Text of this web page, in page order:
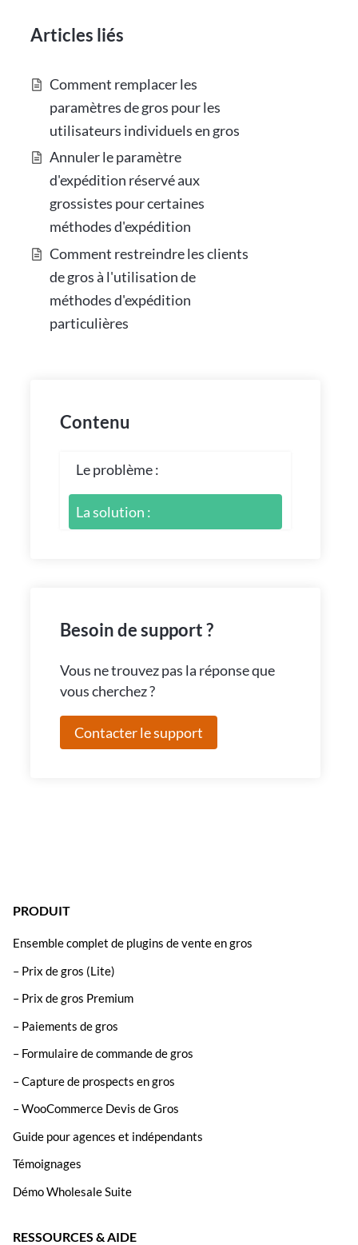
Articles liés
Comment remplacer les
paramètres de gros pour les
utilisateurs individuels en gros
Annuler le paramètre
d'expédition réservé aux
grossistes pour certaines
méthodes d'expédition
Comment restreindre les clients
de gros à l'utilisation de
méthodes d'expédition
particulières
Contenu
Le problème :
La solution :
Besoin de support ?
Vous ne trouvez pas la réponse que
vous cherchez ?
Contacter le support
PRODUIT
Ensemble complet de plugins de vente en gros
– Prix de gros (Lite)
– Prix de gros Premium
– Paiements de gros
– Formulaire de commande de gros
– Capture de prospects en gros
– WooCommerce Devis de Gros
Guide pour agences et indépendants
Témoignages
Démo Wholesale Suite
RESSOURCES & AIDE